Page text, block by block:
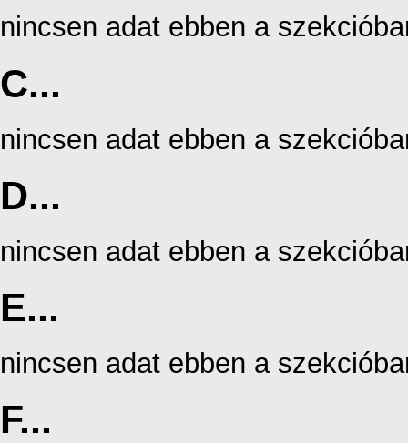
nincsen adat ebben a
C...
nincsen adat ebben a
D...
nincsen adat ebben a
E...
nincsen adat ebben a
F...